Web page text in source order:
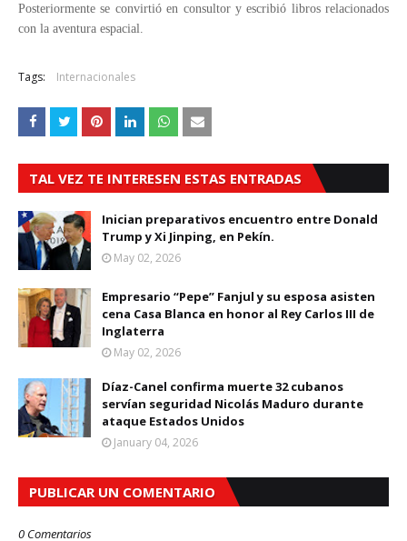
Posteriormente se convirtió en consultor y escribió libros relacionados
con la aventura espacial.
Tags: Internacionales
TAL VEZ TE INTERESEN ESTAS ENTRADAS
Inician preparativos encuentro entre Donald
Trump y Xi Jinping, en Pekín.
May 02, 2026
Empresario “Pepe” Fanjul y su esposa asisten
cena Casa Blanca en honor al Rey Carlos III de
Inglaterra
May 02, 2026
Díaz-Canel confirma muerte 32 cubanos
servían seguridad Nicolás Maduro durante
ataque Estados Unidos
January 04, 2026
PUBLICAR UN COMENTARIO
0 Comentarios